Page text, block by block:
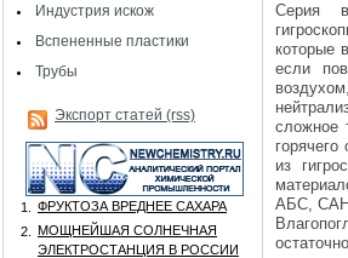
Индустрия искож
Вспененные пластики
Трубы
Экспорт статей (rss)
1.
ФРУКТОЗА ВРЕДНЕЕ САХАРА
2.
МОЩНЕЙШАЯ СОЛНЕЧНАЯ
ЭЛЕКТРОСТАНЦИЯ В РОССИИ
Серия
которые
если
сложное
из
АБС,